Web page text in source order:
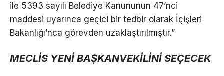
ile 5393 sayılı Belediye Kanununun 47’nci
maddesi uyarınca geçici bir tedbir olarak İçişleri
Bakanlığı’nca görevden uzaklaştırılmıştır.”
MECLİS YENİ BAŞKANVEKİLİNİ SEÇECEK